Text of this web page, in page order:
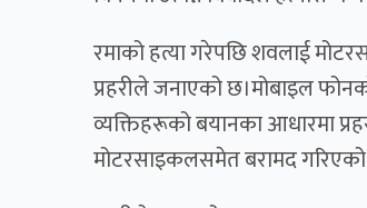
रमाको हत्या गरेपछि शवलाई
प्रहरीले जनाएको छ।मोबाइल
व्यक्तिहरूको बयानका आधारमा
मोटरसाइकलसमेत बरामद